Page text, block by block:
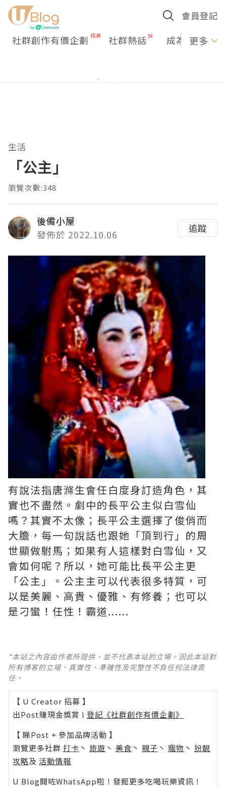
會員登記
社群創作有價企劃 社群熱話 成為U更多
生活
「公主」
瀏覽次數:348
後備小屋
發佈於 2022.10.06
追蹤
有說法指唐滌生會任白度身訂造角色，其
實也不盡然。劇中的長平公主似白雪仙
嗎？其實不太像；長平公主選擇了俊俏而
大膽，每一句說話也跟她「頂到行」的周
世顯做駙馬；如果有人這樣對白雪仙，又
會如何呢？所以，她可能比長平公主更
「公主」。公主主可以代表很多特質，可
以是美麗、高貴、優雅、有修養；也可以
是刁蠻！任性！霸道......
*本站之內容由作者所提供，並不代表本站的立場。因此本站對
所有博客的立場、真實性、準確性及完整性不負任何法律責
任。
【 U Creator 招募 】
出Post賺現金獎賞 l 登記《社群創作有價企劃》
【 睇Post + 參加品牌活動 】
瀏覽更多社群 打卡 丶 旅遊 丶 美食 丶 親子 丶 寵物 丶 扮靚
攻略及 活動情報
U Blog開咗WhatsApp啦！發掘更多吃喝玩樂資訊！